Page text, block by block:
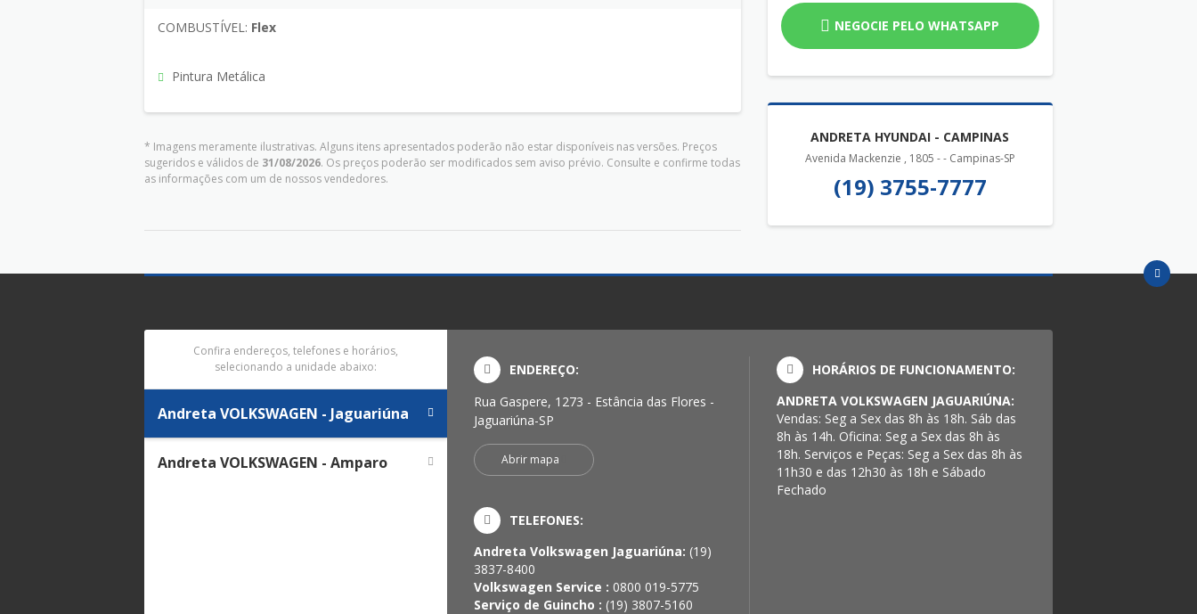
COMBUSTÍVEL: Flex
Pintura Metálica
* Imagens meramente ilustrativas. Alguns itens apresentados poderão não estar disponíveis nas versões. Preços
sugeridos e válidos de 31/08/2026. Os preços poderão ser modificados sem aviso prévio. Consulte e confirme todas
as informações com um de nossos vendedores.
NEGOCIE PELO WHATSAPP
ANDRETA HYUNDAI - CAMPINAS
Avenida Mackenzie , 1805 - - Campinas-SP
(19) 3755-7777
Confira endereços, telefones e horários,
selecionando a unidade abaixo:
Andreta VOLKSWAGEN - Jaguariúna
Andreta VOLKSWAGEN - Amparo
ENDEREÇO:
Rua Gaspere, 1273 - Estância das Flores -
Jaguariúna-SP
Abrir mapa
TELEFONES:
Andreta Volkswagen Jaguariúna: (19)
3837-8400
Volkswagen Service : 0800 019-5775
Serviço de Guincho : (19) 3807-5160
HORÁRIOS DE FUNCIONAMENTO:
ANDRETA VOLKSWAGEN JAGUARIÚNA:
Vendas: Seg a Sex das 8h às 18h. Sáb das
8h às 14h. Oficina: Seg a Sex das 8h às
18h. Serviços e Peças: Seg a Sex das 8h às
11h30 e das 12h30 às 18h e Sábado
Fechado